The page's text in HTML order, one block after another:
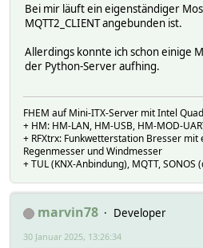
Bei mir läuft ein eigenständiger
MQTT2_CLIENT angebunden ist.
Allerdings konnte ich schon einige
der Python-Server aufhing.
FHEM auf Mini-ITX-Server mit Intel
+ HM: HM-LAN, HM-USB, HM-MOD-
+ RFXtrx: Funkwetterstation Bresser mit
Regenmesser und Windmesser
+ TUL (KNX-Anbindung), MQTT,
marvin78
Developer
30 Januar 2025, 13:26:34